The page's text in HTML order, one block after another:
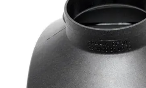
VVS
Motor/Styring